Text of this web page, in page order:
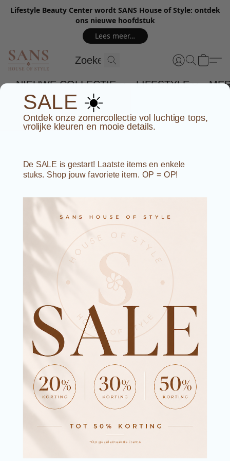
Lifestyle Beauty Center wordt SANS House of Style: ontdek
ons nieuwe hoofdstuk
Lees meer…
NIEUWE COLLECTIE LIFESTYLE
SALE ☀️
Ontdek onze zomercollectie vol luchtige tops,
vrolijke kleuren en mooie details.
De SALE is gestart! Laatste items en enkele
stuks. Shop jouw favoriete item. OP = OP!